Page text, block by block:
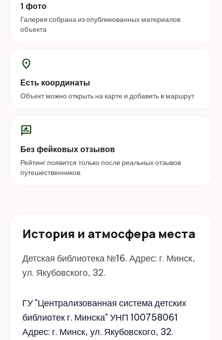
1 фото
Галерея собрана из опубликованных материалов
объекта
location_on
Есть координаты
Объект можно открыть на карте и добавить в маршрут
rate_review
Без фейковых отзывов
Рейтинг появится только после реальных отзывов
путешественников
История и атмосфера места
Детская библиотека №16. Адрес: г. Минск,
ул. Якубовского, 32.
ГУ "Централизованная система детских
библиотек г. Минска" УНП 100758061
Адрес: г. Минск, ул. Якубовского, 32.